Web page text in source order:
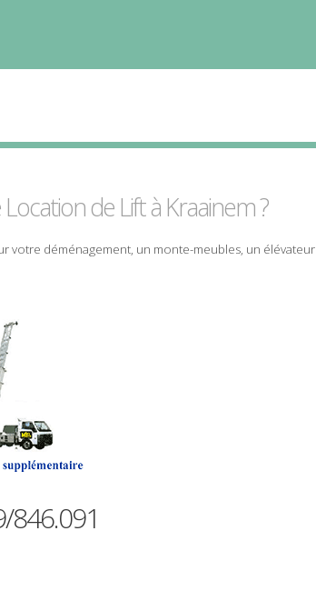
deLiftà Kraainem ?
votre déménagement, un monte-meubles, un élévateur
846.091